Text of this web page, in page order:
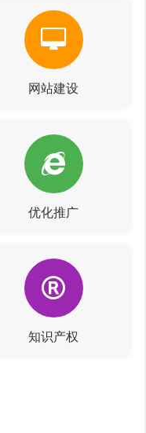
网站建设
优化推广
知识产权